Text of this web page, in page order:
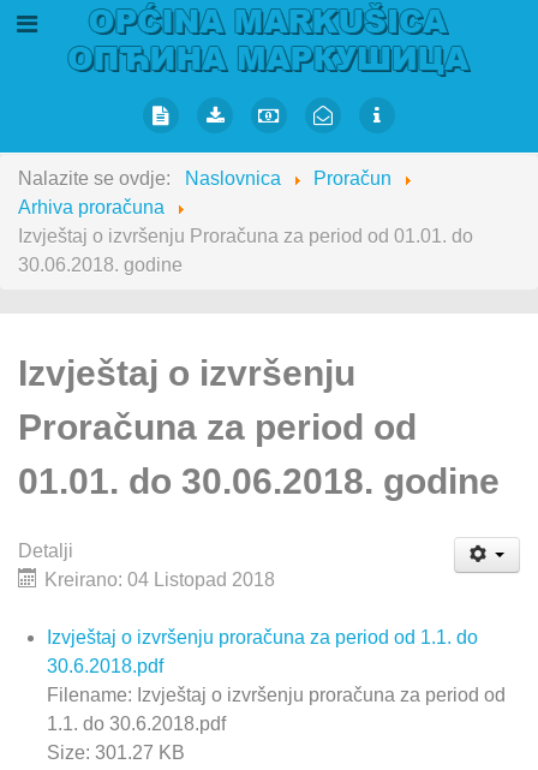
Nalazite se ovdje: Naslovnica
Proračun
Arhiva proračuna
Izvještaj o izvršenju Proračuna za period od 01.01. do
30.06.2018. godine
Izvještaj o izvršenju
Proračuna za period od
01.01. do 30.06.2018. godine
Detalji
Kreirano: 04 Listopad 2018
Izvještaj o izvršenju proračuna za period od 1.1. do
30.6.2018.pdf
Filename: Izvještaj o izvršenju proračuna za period od
1.1. do 30.6.2018.pdf
Size: 301.27 KB